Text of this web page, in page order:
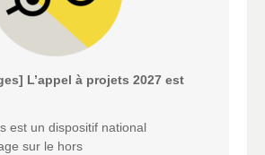
L’appel à projets 2027 est
est un dispositif national
sur le hors